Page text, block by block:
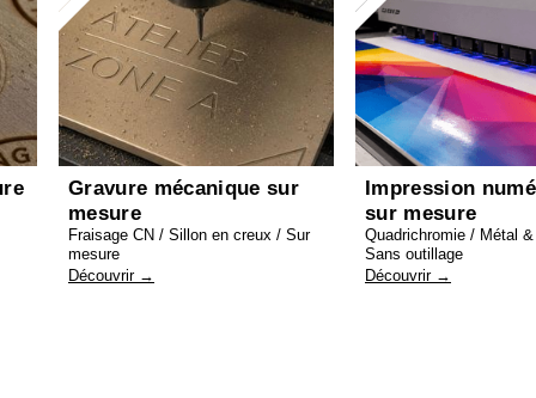
Gravure mécanique sur
mesure
Fraisage CN / Sillon en creux / Sur
mesure
Découvrir →
Impression
sur mesure
Quadrichromie / Métal
Sans outillage
Découvrir →